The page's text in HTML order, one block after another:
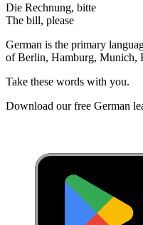
Die Rechnung, bitte
The bill, please
German is the primary
of Berlin, Hamburg, Munich,
Take these words with you.
Download our free German